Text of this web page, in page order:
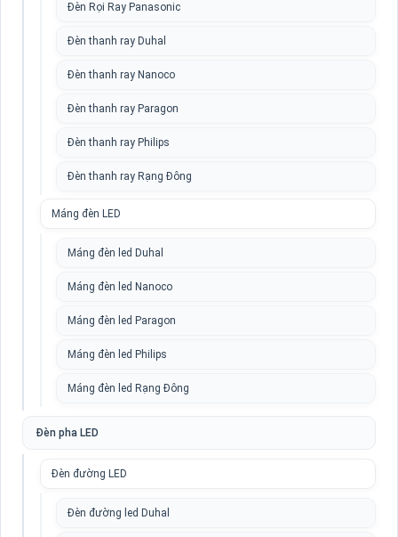
Đèn Rọi Ray Panasonic
Đèn thanh ray Duhal
Đèn thanh ray Nanoco
Đèn thanh ray Paragon
Đèn thanh ray Philips
Đèn thanh ray Rạng Đông
Máng đèn LED
Máng đèn led Duhal
Máng đèn led Nanoco
Máng đèn led Paragon
Máng đèn led Philips
Máng đèn led Rạng Đông
Đèn pha LED
Đèn đường LED
Đèn đường led Duhal